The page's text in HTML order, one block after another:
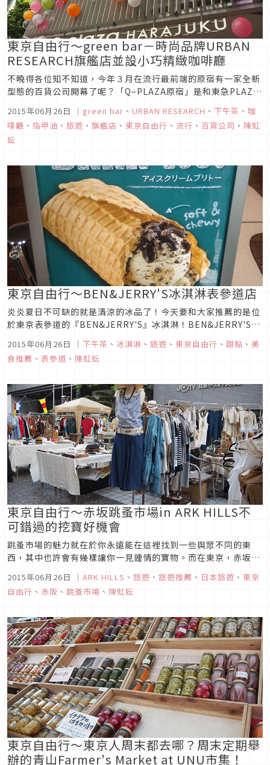
東京自由行～green bar－時尚品牌URBAN
RESEARCH旗艦店並設小巧精緻咖啡廳
不曉得各位知不知道，今年３月在流行最前端的原宿有一家全新
型態的百貨公司開幕了呢？「Q–PLAZA原宿」是和東急PLAZA
同集團的百貨公司，從地下鐵明治神宮站出來往明治通徒步約3
分鐘。建築外觀時尚顯眼，現代摩登又帶點可愛的感覺代表著整
個原宿的新風貌。而負責「Q–PLAZA原宿」門面，也就是一樓
的就是「...
2015年06月26日 ｜ green bar 、 URBAN RESEARCH 、 下午茶 、 咖
啡廳 、 指甲油 、 旅遊 、 旗艦店 、 東京自由行 、 流行 、 百貨公司 、 陳虹
妘
東京自由行～BEN&JERRY'S冰淇淋表參道店
炎炎夏日不可缺的就是清涼的冰品了！今天要和大家推薦的是位
於東京表參道的『BEN&JERRY'S』冰淇淋！BEN&JERRY'S是
源自美國，聞名全世界的冰淇淋專賣店。最大的特色就是製作全
程堅持環保理念，從材料、製作、包裝、運送．．．都細心經
營。因此BEN&JERRY'S的冰淇淋...
2015年06月26日 ｜ 下午茶 、 冰淇淋 、 旅遊 、 東京自由行 、 甜點 、 美
食推薦 、 表參道 、 陳虹妘
東京自由行～赤坂跳蚤市場in ARK HILLS不
可錯過的挖寶好機會
跳蚤市場的魅力就在於你永遠能在這裡找到一些與眾不同的東
西，其中也許會有幾樣讓你一見鍾情的寶物。而在東京，赤坂
ARK HILLS）可是內行人才知道的尋寶地喔！要前往赤坂ARK
HILLS，必須在地下鐵「六本木一丁目」站下車，ARK H...
2015年06月26日 ｜ ARK HILLS 、 旅遊 、 旅遊推薦 、 日本旅遊 、 東京
自由行 、 赤阪 、 跳蚤市場 、 陳虹妘
東京自由行～東京人周末都去哪？周末定期舉
辦的青山Farmer's Market at UNU市集！